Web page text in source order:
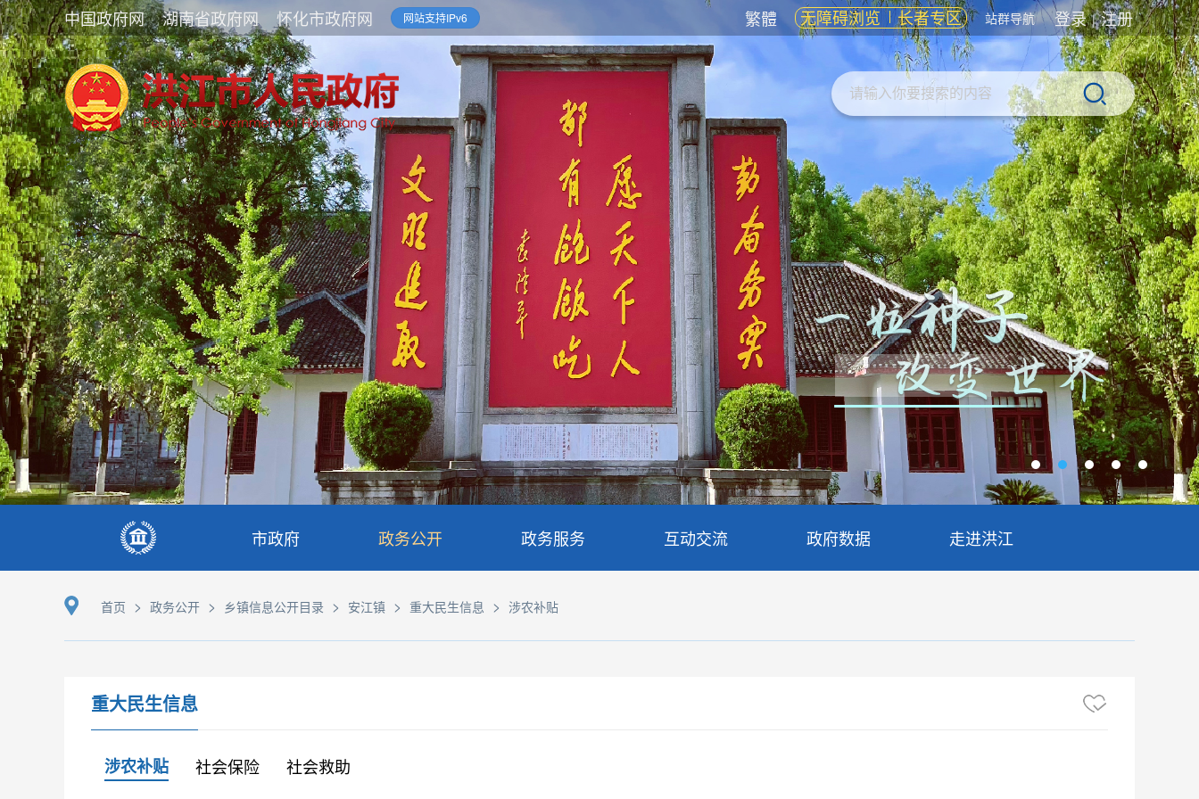
中国政府网 湖南省政府网 怀化市政府网 网站支持IPv6 繁體 无障碍浏览 长者专区 站群导航 登录|注册
市政府 政务公开 政务服务 互动交流 政府数据 走进洪江
首页 > 政务公开 > 乡镇信息公开目录 > 安江镇 > 重大民生信息 > 涉农补贴
重大民生信息
涉农补贴 社会保险 社会救助